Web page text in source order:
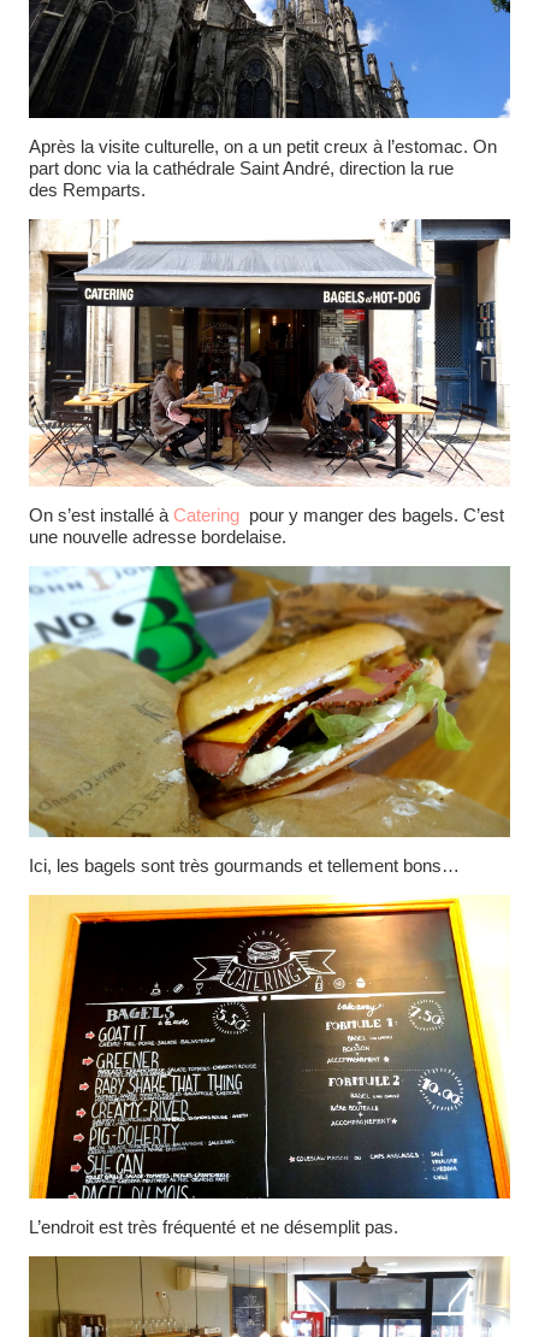
Après la visite culturelle, on a un petit creux à l’estomac. On
part donc via la cathédrale Saint André, direction la rue
des Remparts.
On s’est installé à Catering pour y manger des bagels. C’est
une nouvelle adresse bordelaise.
Ici, les bagels sont très gourmands et tellement bons…
L’endroit est très fréquenté et ne désemplit pas.